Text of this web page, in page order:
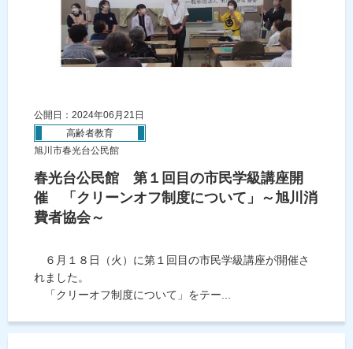
公開日：2024年06月21日
高齢者教育
旭川市春光台公民館
春光台公民館 第１回目の市民学級講座開
催 「クリーンオフ制度について」～旭川消
費者協会～
６月１８日（火）に第１回目の市民学級講座が開催さ
れました。
「クリーオフ制度について」をテー...